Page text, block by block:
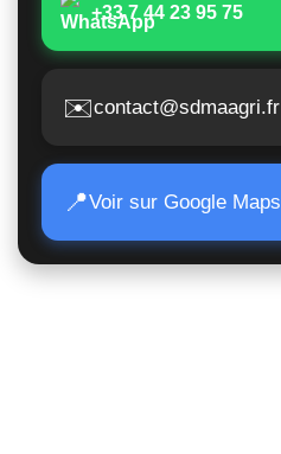
+33 7 44 23 95 75
✉️contact@sdmaagri.fr
📍Voir sur Google Maps